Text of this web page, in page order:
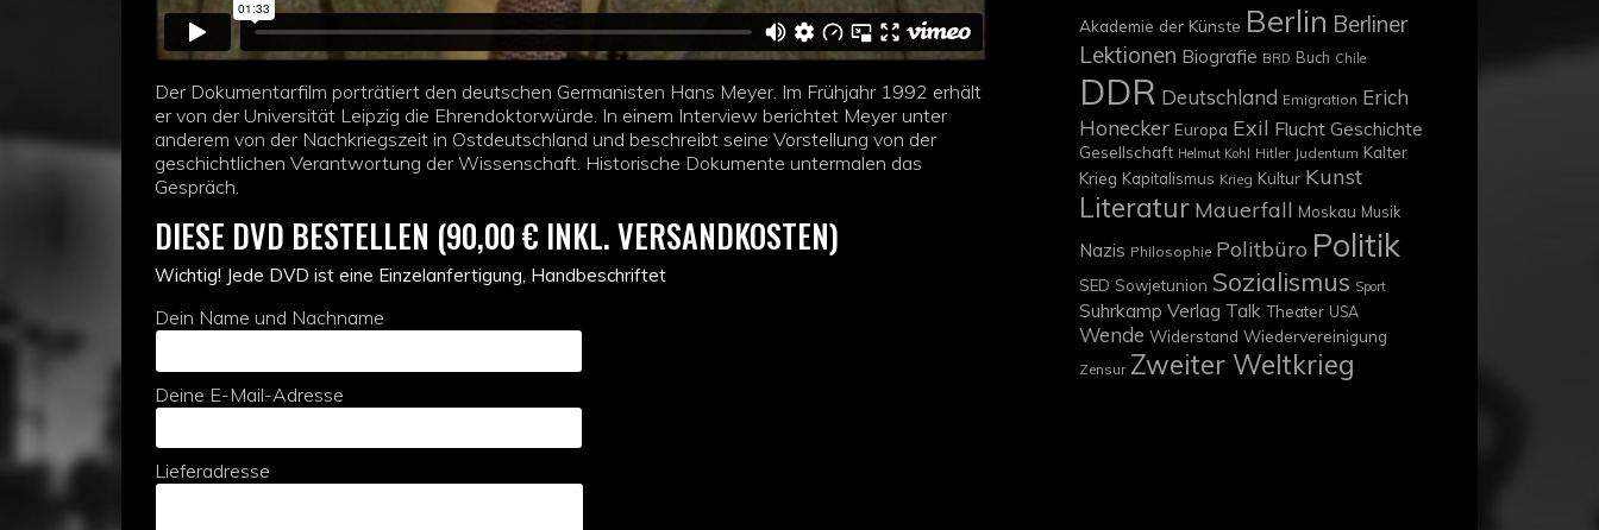
Der Dokumentarfilm porträtiert den deutschen Germanisten Hans Meyer. Im Frühjahr 1992 erhält
er von der Universität Leipzig die Ehrendoktorwürde. In einem Interview berichtet Meyer unter
anderem von der Nachkriegszeit in Ostdeutschland und beschreibt seine Vorstellung von der
geschichtlichen Verantwortung der Wissenschaft. Historische Dokumente untermalen das
Gespräch.
DIESE DVD BESTELLEN (90,00 € INKL. VERSANDKOSTEN)
Wichtig! Jede DVD ist eine Einzelanfertigung, Handbeschriftet
Dein Name und Nachname
Deine E-Mail-Adresse
Lieferadresse
Akademie der Künste Berlin Berliner
Lektionen Biografie BRD Buch Chile
DDR Deutschland Emigration Erich
Honecker Europa Exil Flucht Geschichte
Gesellschaft Helmut Kohl Hitler Judentum Kalter
Krieg Kapitalismus Krieg Kultur Kunst
Literatur Mauerfall Moskau Musik
Nazis Philosophie Politbüro Politik
SED Sowjetunion Sozialismus Sport
Suhrkamp Verlag Talk Theater USA
Wende Widerstand Wiedervereinigung
Zensur Zweiter Weltkrieg